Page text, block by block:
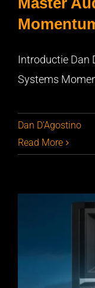
Introductie Dan
Systems
Dan D'Agostino
Read More